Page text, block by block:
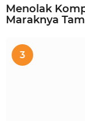
Menolak
Maraknya
3